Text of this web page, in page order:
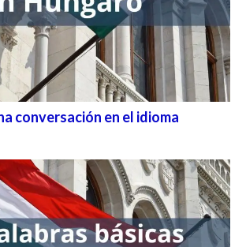
conversación en el idioma